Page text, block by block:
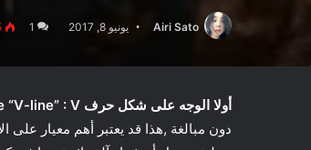
Airi Sato يونيو 8, 2017 1
أولا الوجه على شكل حرف “V-line” : V
دون مبالغة ,هذا قد يعتبر أهم معيار